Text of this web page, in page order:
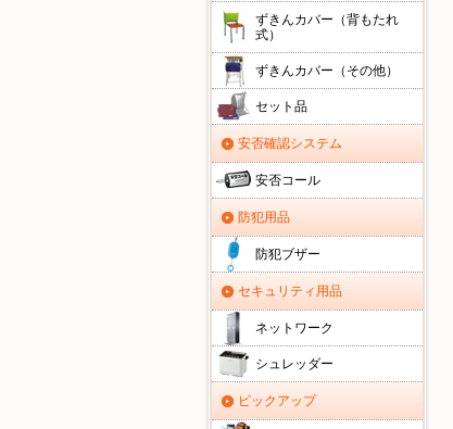
ずきんカバー（背もたれ
式）
ずきんカバー（その他）
セット品
安否確認システム
安否コール
防犯用品
防犯ブザー
セキュリティ用品
ネットワーク
シュレッダー
ピックアップ